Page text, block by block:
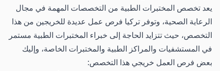
يعد تخصص المختبرات الطبية من التخصصات المهمة في مجال
الرعاية الصحية، وتوفر تركيا فرص عمل عديدة للخريجين من هذا
التخصص، حيث تتزايد الحاجة إلى خبراء المختبرات الطبية مستمر
في المستشفيات والمراكز الطبية والمختبرات الخاصة، وإليك
بعض فرص العمل خريجي هذا التخصص: